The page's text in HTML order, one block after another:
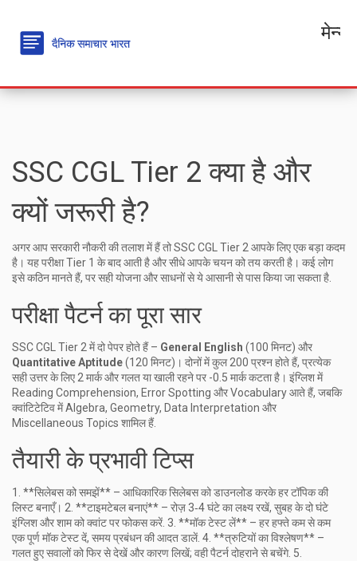
मेन्यू
SSC CGL Tier 2 क्या है और
क्यों जरूरी है?
अगर आप सरकारी नौकरी की तलाश में हैं तो SSC CGL Tier 2 आपके लिए एक बड़ा कदम
है। यह परीक्षा Tier 1 के बाद आती है और सीधे आपके चयन को तय करती है। कई लोग
इसे कठिन मानते हैं, पर सही योजना और साधनों से ये आसानी से पास किया जा सकता है.
परीक्षा पैटर्न का पूरा सार
SSC CGL Tier 2 में दो पेपर होते हैं – General English (100 मिनट) और
Quantitative Aptitude(120 मिनट)। दोनों में कुल 200 प्रश्न होते हैं, प्रत्येक
सही उत्तर के लिए 2 मार्क और गलत या खाली रहने पर -0.5 मार्क कटता है। इंग्लिश में
Reading Comprehension, Error Spotting और Vocabulary आते हैं, जबकि
क्वांटिटेटिव में Algebra, Geometry, Data Interpretation और
Miscellaneous Topics शामिल हैं.
तैयारी के प्रभावी टिप्स
1. **सिलेबस को समझें** – आधिकारिक सिलेबस को डाउनलोड करके हर टॉपिक की
लिस्ट बनाएँ। 2. **टाइमटेबल बनाएं** – रोज़ 3‑4 घंटे का लक्ष्य रखें, सुबह के दो घंटे
इंग्लिश और शाम को क्वांट पर फोकस करें. 3. **मॉक टेस्ट लें** – हर हफ्ते कम से कम
एक पूर्ण मॉक टेस्ट दें, समय प्रबंधन की आदत डालें. 4. **त्रुटियों का विश्लेषण** –
गलत हुए सवालों को फिर से देखें और कारण लिखें; वही पैटर्न दोहराने से बचेंगे. 5.